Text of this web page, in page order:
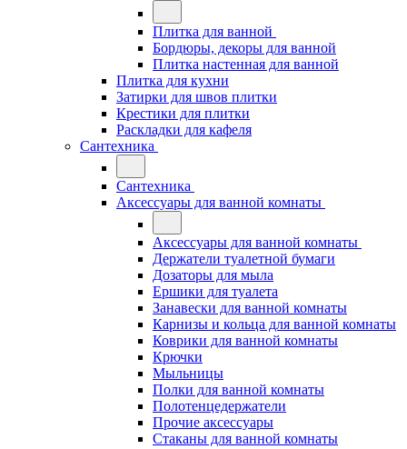
Плитка для ванной
Бордюры, декоры для ванной
Плитка настенная для ванной
Плитка для кухни
Затирки для швов плитки
Крестики для плитки
Раскладки для кафеля
Сантехника
Сантехника
Аксессуары для ванной комнаты
Аксессуары для ванной комнаты
Держатели туалетной бумаги
Дозаторы для мыла
Ершики для туалета
Занавески для ванной комнаты
Карнизы и кольца для ванной комнаты
Коврики для ванной комнаты
Крючки
Мыльницы
Полки для ванной комнаты
Полотенцедержатели
Прочие аксессуары
Стаканы для ванной комнаты